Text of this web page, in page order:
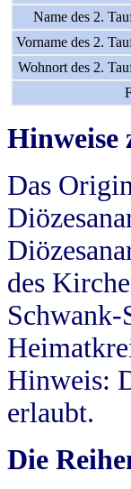
Name des 2.
Vorname des 2.
Wohnort des 2.
Hinweise
Das
des
Schwank-
Hinweis:
erlaubt.
Die